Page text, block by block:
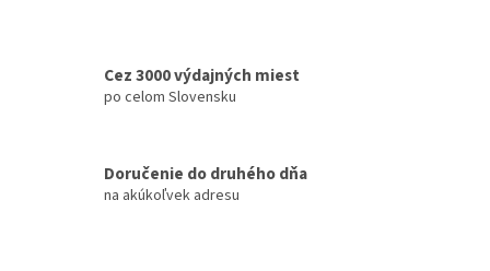
Cez 3000 výdajných miest
po celom Slovensku
Doručenie do druhého dňa
na akúkoľvek adresu